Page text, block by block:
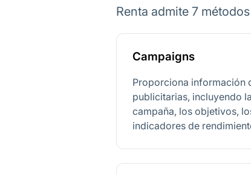
Renta admite 7
Campaigns
Proporciona información
publicitarias, incluyendo
campaña, los objetivos,
indicadores de